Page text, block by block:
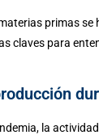
primas
claves para
la